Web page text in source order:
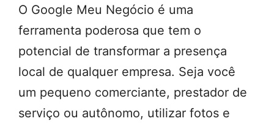
O Google Meu Negócio é uma
ferramenta poderosa que tem o
potencial de transformar a presença
local de qualquer empresa. Seja você
um pequeno comerciante, prestador de
serviço ou autônomo, utilizar fotos e